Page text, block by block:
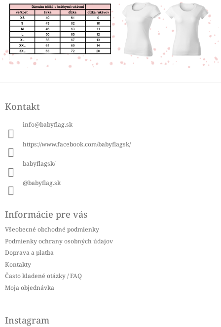
pKontakt
info@babyflag.sk
https://www.facebook.com/babyflagsk/
babyflagsk/
@babyflag.sk
Informácie pre vás
Všeobecné obchodné podmienky
Podmienky ochrany osobných údajov
Doprava a platba
Kontakty
Často kladené otázky / FAQ
Moja objednávka
Instagram